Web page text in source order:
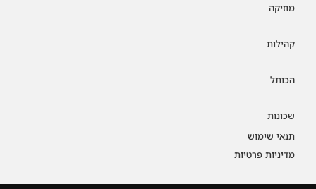
מוזיקה
קהילות
הכותל
שכונות
תנאי שימוש
מדיניות פרטיות